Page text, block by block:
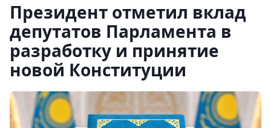
Президент отметил вклад
депутатов Парламента в
разработку и принятие
новой Конституции